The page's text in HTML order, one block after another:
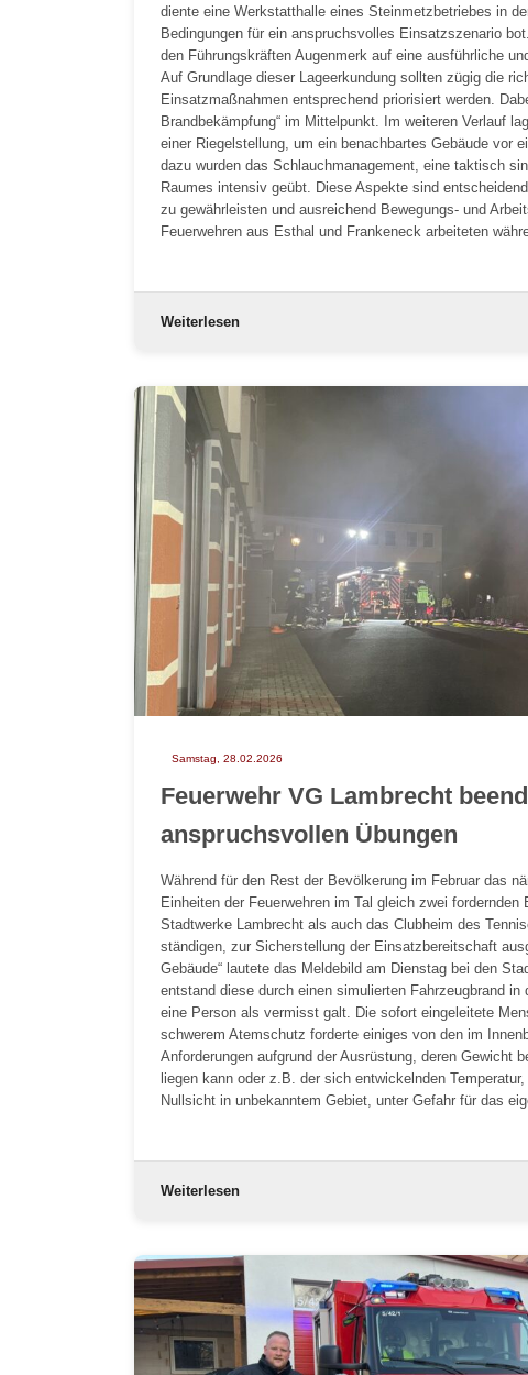
diente eine Werkstatthalle eines Steinmetzbetriebes in
Bedingungen für ein anspruchsvolles Einsatzszenario
den Führungskräften Augenmerk auf eine ausführliche
Auf Grundlage dieser Lageerkundung sollten zügig die
Einsatzmaßnahmen entsprechend priorisiert werden.
Brandbekämpfung“ im Mittelpunkt. Im weiteren Verlauf
einer Riegelstellung, um ein benachbartes Gebäude vor
dazu wurden das Schlauchmanagement, eine taktisch
Raumes intensiv geübt. Diese Aspekte sind
zu gewährleisten und ausreichend Bewegungs- und
Feuerwehren aus Esthal und Frankeneck arbeiteten
Weiterlesen
Samstag, 28.02.2026
Feuerwehr VG Lambrecht
anspruchsvollen Übungen
Während für den Rest der Bevölkerung im Februar das
Einheiten der Feuerwehren im Tal gleich zwei
Stadtwerke Lambrecht als auch das Clubheim des
ständigen, zur Sicherstellung der Einsatzbereitschaft
Gebäude“ lautete das Meldebild am Dienstag bei den
entstand diese durch einen simulierten Fahrzeugbrand
eine Person als vermisst galt. Die sofort eingeleitete
schwerem Atemschutz forderte einiges von den im
Anforderungen aufgrund der Ausrüstung, deren Gewicht
liegen kann oder z.B. der sich entwickelnden
Nullsicht in unbekanntem Gebiet, unter Gefahr für das
Weiterlesen